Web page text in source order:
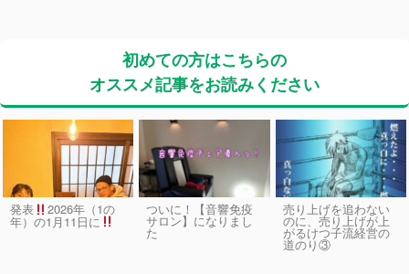
初めての方はこちらの
オススメ記事をお読みください
発表 2026年（1の
年）の1月11日に
ついに！【音響免疫
サロン】になりまし
た
売り上げを追わない
のに、売り上げが上
がるけつ子流経営の
道のり③